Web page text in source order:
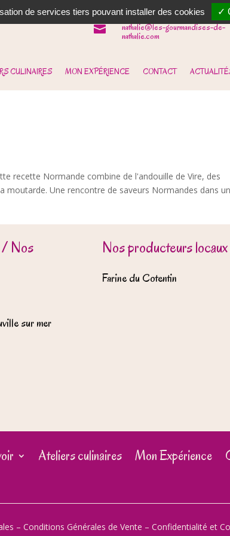

06 62 31 14 90

nathalie@les-gourmandises-de-
nathalie.com
CULINAIRES MON EXPÉRIENCE CONTACT
recette Normande combine de l'andouille de Vire, des
Une rencontre de saveurs Normandes dans un
/ Nos
sur mer
Nos producteurs locaux
Farine du Cotentin
Ateliers culinaires Mon Expérience
– Conditions Générales de Vente – Confidentialité et
de services tiers pouvant installer des cookies ✓